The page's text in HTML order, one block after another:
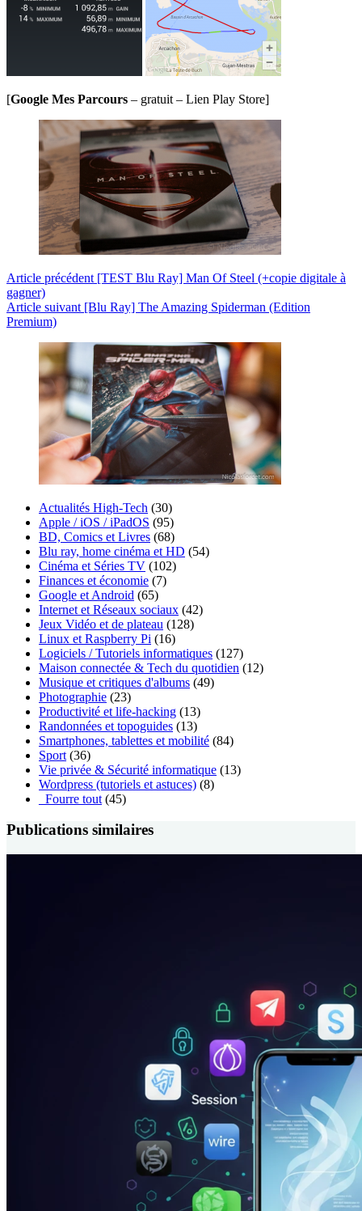
[Google Mes Parcours – gratuit – Lien Play Store]
Article précédent [TEST Blu Ray] Man Of Steel (+copie digitale à
gagner)
Article suivant [Blu Ray] The Amazing Spiderman (Edition
Premium)
Actualités High-Tech (30)
Apple / iOS / iPadOS (95)
BD, Comics et Livres (68)
Blu ray, home cinéma et HD (54)
Cinéma et Séries TV (102)
Finances et économie (7)
Google et Android (65)
Internet et Réseaux sociaux (42)
Jeux Vidéo et de plateau (128)
Linux et Raspberry Pi (16)
Logiciels / Tutoriels informatiques (127)
Maison connectée & Tech du quotidien (12)
Musique et critiques d'albums (49)
Photographie (23)
Productivité et life-hacking (13)
Randonnées et topoguides (13)
Smartphones, tablettes et mobilité (84)
Sport (36)
Vie privée & Sécurité informatique (13)
Wordpress (tutoriels et astuces) (8)
_Fourre tout (45)
Publications similaires